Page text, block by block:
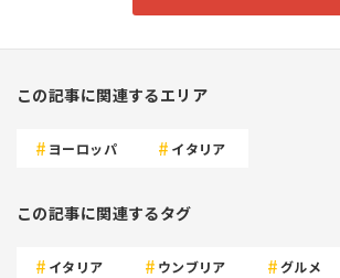
この記事に関連するエリア
ヨーロッパ イタリア
この記事に関連するタグ
イタリア ウンブリア グルメ